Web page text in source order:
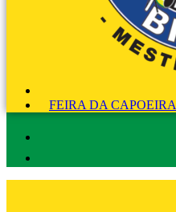
FEIRA DA CAPOEIRA